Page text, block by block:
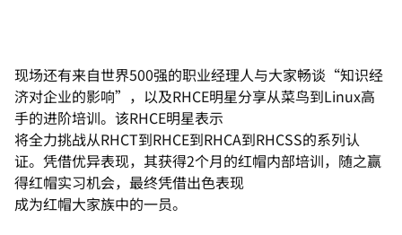
现场还有来自世界500强的职业经理人与大家畅谈“知识经
济对企业的影响”，以及RHCE明星分享从菜鸟到Linux高
手的进阶培训。该RHCE明星表示
将全力挑战从RHCT到RHCE到RHCA到RHCSS的系列认
证。凭借优异表现，其获得2个月的红帽内部培训，随之赢
得红帽实习机会，最终凭借出色表现
成为红帽大家族中的一员。